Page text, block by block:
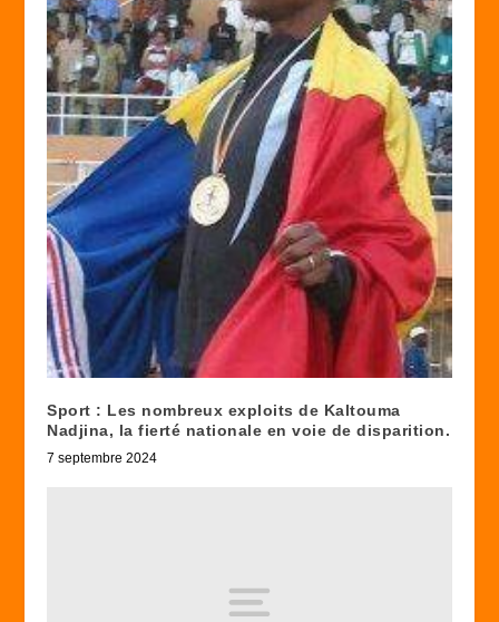
Sport : Les nombreux exploits de Kaltouma
Nadjina, la fierté nationale en voie de disparition.
7 septembre 2024